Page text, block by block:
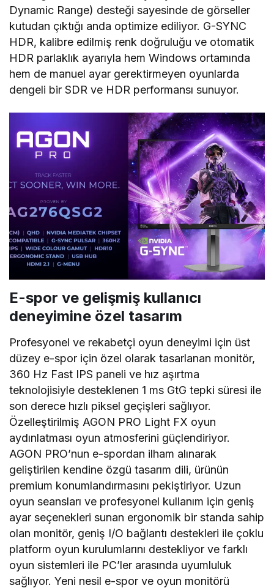
Dynamic Range) desteği sayesinde de görseller
kutudan çıktığı anda optimize ediliyor. G-SYNC
HDR, kalibre edilmiş renk doğruluğu ve otomatik
HDR parlaklık ayarıyla hem Windows ortamında
hem de manuel ayar gerektirmeyen oyunlarda
dengeli bir SDR ve HDR performansı sunuyor.
E-spor ve gelişmiş kullanıcı
deneyimine özel tasarım
Profesyonel ve rekabetçi oyun deneyimi için üst
düzey e-spor için özel olarak tasarlanan monitör,
360 Hz Fast IPS paneli ve hız aşırtma
teknolojisiyle desteklenen 1 ms GtG tepki süresi ile
son derece hızlı piksel geçişleri sağlıyor.
Özelleştirilmiş AGON PRO Light FX oyun
aydınlatması oyun atmosferini güçlendiriyor.
AGON PRO’nun e-spordan ilham alınarak
geliştirilen kendine özgü tasarım dili, ürünün
premium konumlandırmasını pekiştiriyor. Uzun
oyun seansları ve profesyonel kullanım için geniş
ayar seçenekleri sunan ergonomik bir standa sahip
olan monitör, geniş I/O bağlantı destekleri ile çoklu
platform oyun kurulumlarını destekliyor ve farklı
oyun sistemleri ile PC’ler arasında uyumluluk
sağlıyor. Yeni nesil e-spor ve oyun monitörü